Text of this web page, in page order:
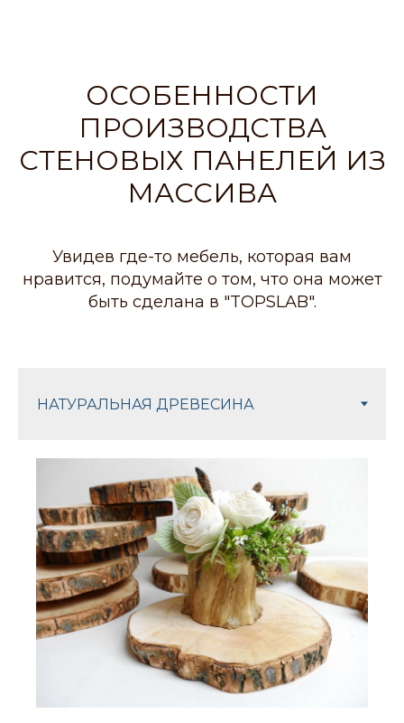
ОСОБЕННОСТИ
ПРОИЗВОДСТВА
СТЕНОВЫХ ПАНЕЛЕЙ ИЗ
МАССИВА
Увидев где-то мебель, которая вам
нравится, подумайте о том, что она может
быть сделана в "TOPSLAB".